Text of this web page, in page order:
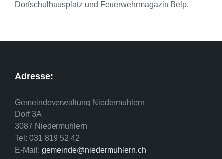
Dorfschulhausplatz und Feuerwehrmagazin Belp.
Adresse:
Gemeindeverwaltung Niedermuhlern
Dorf 3A
3087 Niedermuhlern
Tel: 031 819 52 42
E-Mail: gemeinde@niedermuhlern.ch